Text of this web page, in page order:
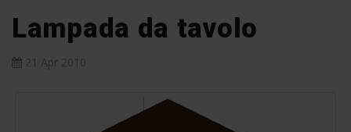
Lampada da tavolo
21 Apr 2010